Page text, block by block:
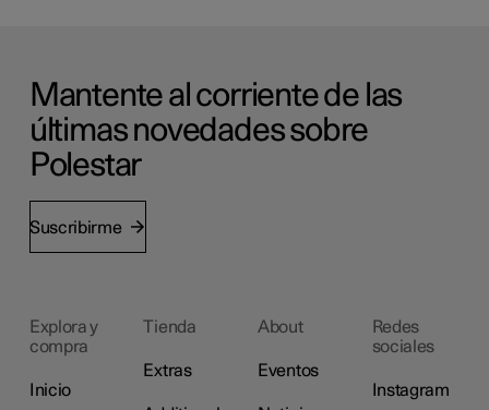
Mantente al corriente de las
últimas novedades sobre
Polestar
Suscribirme
Explora y
compra
Inicio
Tienda
Extras
About
Eventos
Redes
sociales
Instagram